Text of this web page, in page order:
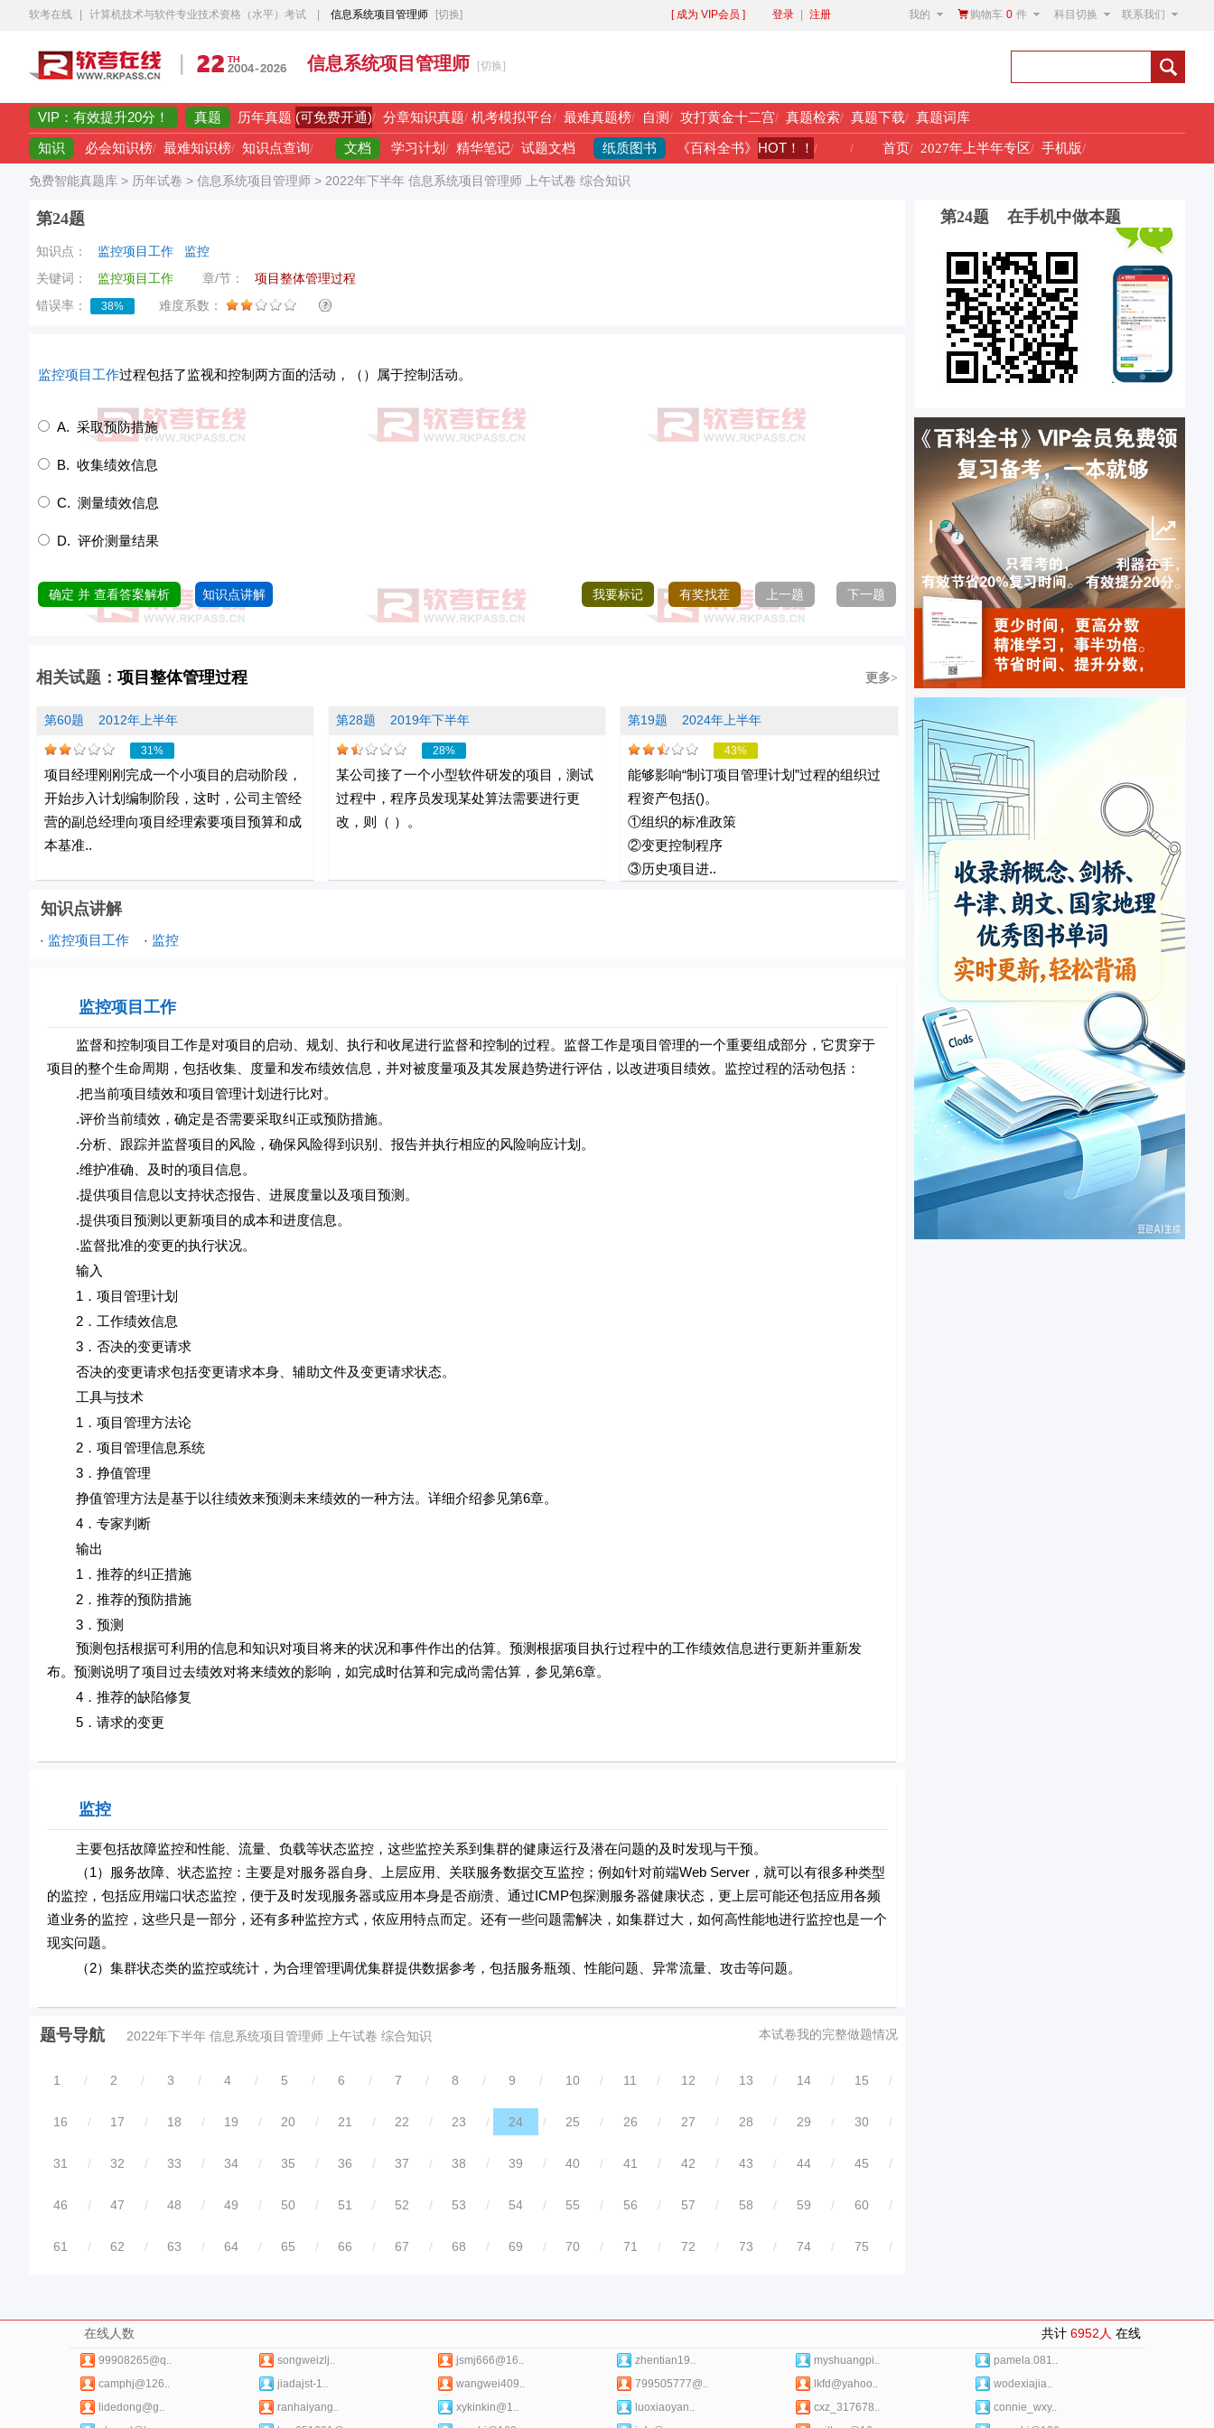
软考在线 计算机技术与软件专业技术资格（水平）考试 信息系统项目管理师 [切换] [ 成为 VIP会员 ] 登录 注册 我的 购物车 0 件 科目切换 联系我们
信息系统项目管理师 [切换]
VIP：有效提升20分！ 真题 历年真题 (可免费开通)/ 分章知识真题/ 机考模拟平台/ 最难真题榜/ 自测/ 攻打黄金十二宫/ 真题检索/ 真题下载/ 真题词库
知识 必会知识榜/ 最难知识榜/ 知识点查询/ 文档 学习计划/ 精华笔记/ 试题文档 纸质图书 《百科全书》 HOT！！ / / 首页/ 2027年上半年专区/ 手机版/
免费智能真题库 > 历年试卷 > 信息系统项目管理师 > 2022年下半年 信息系统项目管理师 上午试卷 综合知识
第24题
知识点： 监控项目工作
监控
关键词：
监控项目工作 章/节：
项目整体管理过程
错误率：
38% 难度系数：
监控项目工作过程包括了监视和控制两方面的活动，（）属于控制活动。
A. 采取预防措施
B. 收集绩效信息
C. 测量绩效信息
D. 评价测量结果
确定 并 查看答案解析 知识点讲解 我要标记 有奖找茬 上一题 下一题
相关试题： 项目整体管理过程 更多>
第60题 2012年上半年
31%
项目经理刚刚完成一个小项目的启动阶段，
开始步入计划编制阶段，这时，公司主管经
营的副总经理向项目经理索要项目预算和成
本基准..
第28题 2019年下半年
28%
某公司接了一个小型软件研发的项目，测试
过程中，程序员发现某处算法需要进行更
改，则（ ）。
第19题 2024年上半年
43%
能够影响“制订项目管理计划”过程的组织过
程资产包括()。
①组织的标准政策
②变更控制程序
③历史项目进..
知识点讲解
· 监控项目工作 · 监控
监控项目工作
监督和控制项目工作是对项目的启动、规划、执行和收尾进行监督和控制的过程。监督工作是项目管理的一个重要组成部分，它贯穿于
项目的整个生命周期，包括收集、度量和发布绩效信息，并对被度量项及其发展趋势进行评估，以改进项目绩效。监控过程的活动包括：
.把当前项目绩效和项目管理计划进行比对。
.评价当前绩效，确定是否需要采取纠正或预防措施。
.分析、跟踪并监督项目的风险，确保风险得到识别、报告并执行相应的风险响应计划。
.维护准确、及时的项目信息。
.提供项目信息以支持状态报告、进展度量以及项目预测。
.提供项目预测以更新项目的成本和进度信息。
.监督批准的变更的执行状况。
输入
1．项目管理计划
2．工作绩效信息
3．否决的变更请求
否决的变更请求包括变更请求本身、辅助文件及变更请求状态。
工具与技术
1．项目管理方法论
2．项目管理信息系统
3．挣值管理
挣值管理方法是基于以往绩效来预测未来绩效的一种方法。详细介绍参见第6章。
4．专家判断
输出
1．推荐的纠正措施
2．推荐的预防措施
3．预测
预测包括根据可利用的信息和知识对项目将来的状况和事件作出的估算。预测根据项目执行过程中的工作绩效信息进行更新并重新发
布。预测说明了项目过去绩效对将来绩效的影响，如完成时估算和完成尚需估算，参见第6章。
4．推荐的缺陷修复
5．请求的变更
监控
主要包括故障监控和性能、流量、负载等状态监控，这些监控关系到集群的健康运行及潜在问题的及时发现与干预。
（1）服务故障、状态监控：主要是对服务器自身、上层应用、关联服务数据交互监控；例如针对前端Web Server，就可以有很多种类型
的监控，包括应用端口状态监控，便于及时发现服务器或应用本身是否崩溃、通过ICMP包探测服务器健康状态，更上层可能还包括应用各频
道业务的监控，这些只是一部分，还有多种监控方式，依应用特点而定。还有一些问题需解决，如集群过大，如何高性能地进行监控也是一个
现实问题。
（2）集群状态类的监控或统计，为合理管理调优集群提供数据参考，包括服务瓶颈、性能问题、异常流量、攻击等问题。
题号导航 2022年下半年 信息系统项目管理师 上午试卷 综合知识 本试卷我的完整做题情况
1 / 2 / 3 / 4 / 5 / 6 / 7 / 8 / 9 / 10 / 11 / 12 / 13 / 14 / 15 /
16 / 17 / 18 / 19 / 20 / 21 / 22 / 23 / 24 / 25 / 26 / 27 / 28 / 29 / 30 /
31 / 32 / 33 / 34 / 35 / 36 / 37 / 38 / 39 / 40 / 41 / 42 / 43 / 44 / 45 /
46 / 47 / 48 / 49 / 50 / 51 / 52 / 53 / 54 / 55 / 56 / 57 / 58 / 59 / 60 /
61 / 62 / 63 / 64 / 65 / 66 / 67 / 68 / 69 / 70 / 71 / 72 / 73 / 74 / 75 /
第24题 在手机中做本题
在线人数 共计 6952人 在线
99908265@q.. songweizlj.. jsmj666@16.. zhentian19.. myshuangpi..
pamela.081..
camphj@126..
jiadajst-1.. wangwei409.. 799505777@.. lkfd@yahoo..
wodexiajia..
lidedong@g..
ranhaiyang.. xykinkin@1.. luoxiaoyan.. cxz_317678..
connie_wxy..